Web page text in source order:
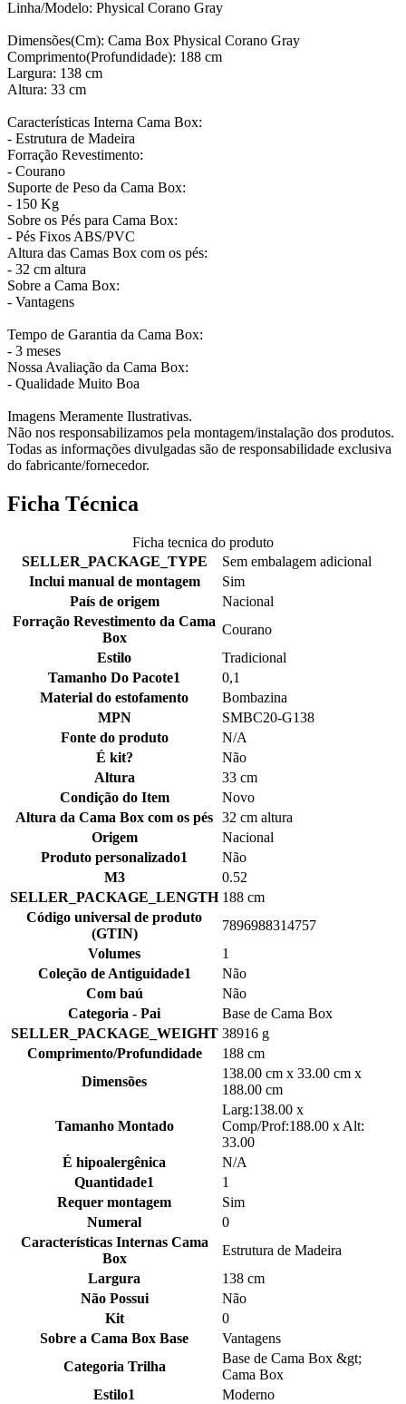
Linha/Modelo: Physical Corano Gray
Dimensões(Cm): Cama Box Physical Corano Gray
Comprimento(Profundidade): 188 cm
Largura: 138 cm
Altura: 33 cm
Características Interna Cama Box:
- Estrutura de Madeira
Forração Revestimento:
- Courano
Suporte de Peso da Cama Box:
- 150 Kg
Sobre os Pés para Cama Box:
- Pés Fixos ABS/PVC
Altura das Camas Box com os pés:
- 32 cm altura
Sobre a Cama Box:
- Vantagens
Tempo de Garantia da Cama Box:
- 3 meses
Nossa Avaliação da Cama Box:
- Qualidade Muito Boa
Imagens Meramente Ilustrativas.
Não nos responsabilizamos pela montagem/instalação dos produtos.
Todas as informações divulgadas são de responsabilidade exclusiva
do fabricante/fornecedor.
Ficha Técnica
Ficha tecnica do produto
SELLER_PACKAGE_TYPE
Sem embalagem adicional
Inclui manual de montagem
Sim
País de origem
Nacional
Forração Revestimento da Cama
Box
Courano
Estilo
Tradicional
Tamanho Do Pacote1
0,1
Material do estofamento
Bombazina
MPN
SMBC20-G138
Fonte do produto
N/A
É kit?
Não
Altura
33 cm
Condição do Item
Novo
Altura da Cama Box com os pés 32 cm altura
Origem
Nacional
Produto personalizado1
Não
M3
0.52
SELLER_PACKAGE_LENGTH 188 cm
Código universal de produto
(GTIN)
7896988314757
Volumes
1
Coleção de Antiguidade1
Não
Com baú
Não
Categoria - Pai
Base de Cama Box
SELLER_PACKAGE_WEIGHT 38916 g
Comprimento/Profundidade
188 cm
Dimensões
138.00 cm x 33.00 cm x
188.00 cm
Tamanho Montado
Larg:138.00 x
Comp/Prof:188.00 x Alt:
33.00
É hipoalergênica
N/A
Quantidade1
1
Requer montagem
Sim
Numeral
0
Características Internas Cama
Box
Estrutura de Madeira
Largura
138 cm
Não Possui
Não
Kit
0
Sobre a Cama Box Base
Vantagens
Categoria Trilha
Base de Cama Box &gt;
Cama Box
Estilo1
Moderno